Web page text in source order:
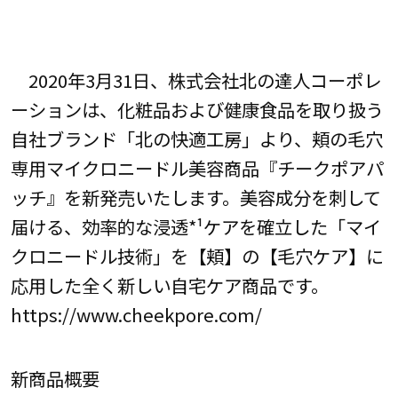
2020年3月31日、株式会社北の達人コーポレ
ーションは、化粧品および健康食品を取り扱う
自社ブランド「北の快適工房」より、頬の毛穴
専用マイクロニードル美容商品『チークポアパ
ッチ』を新発売いたします。美容成分を刺して
届ける、効率的な浸透*¹ケアを確立した「マイ
クロニードル技術」を【頬】の【毛穴ケア】に
応用した全く新しい自宅ケア商品です。
https://www.cheekpore.com/
新商品概要